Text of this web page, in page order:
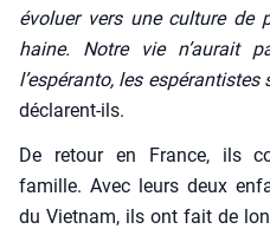
évo­luer vers une culture de
haine. Notre vie n’aurait
l’espéranto, les
déclarent-ils.
De retour en France, ils
famille. Avec leurs deux
du Viet­nam, ils ont fait de